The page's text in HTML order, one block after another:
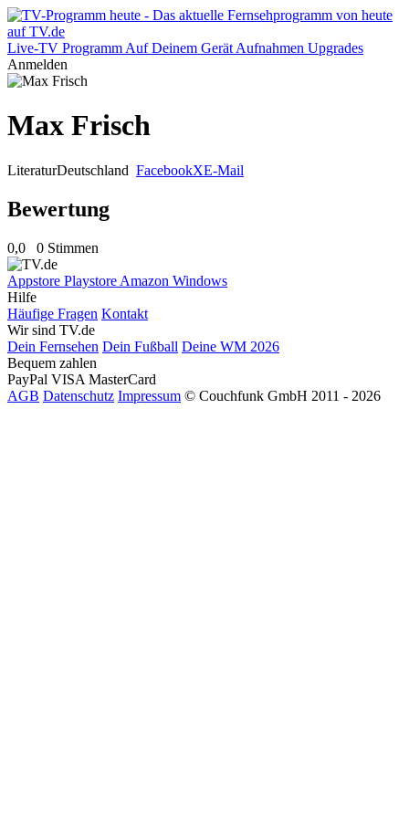
Live-TV Programm Auf Deinem Gerät Aufnahmen Upgrades
Anmelden
Max Frisch
LiteraturDeutschland FacebookXE-Mail
Bewertung
0,0 0 Stimmen
Appstore Playstore Amazon Windows
Hilfe
Häufige Fragen Kontakt
Wir sind TV.de
Dein Fernsehen Dein Fußball Deine WM 2026
Bequem zahlen
PayPal VISA MasterCard
AGB Datenschutz Impressum © Couchfunk GmbH 2011 - 2026